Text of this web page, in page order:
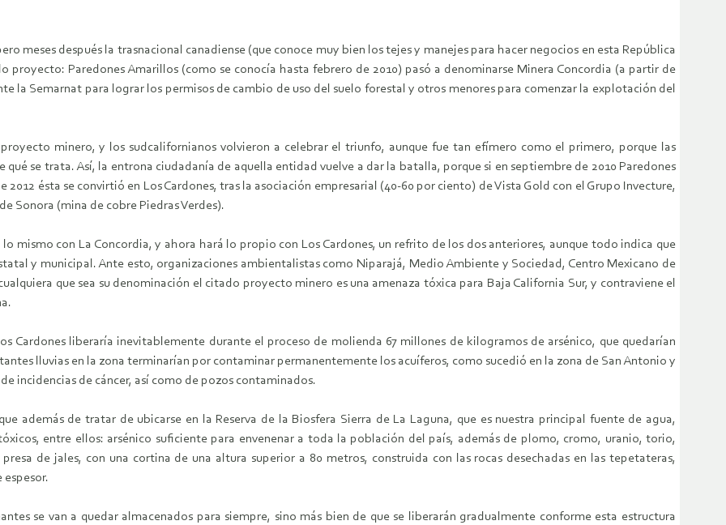
meses después la trasnacional canadiense (que conoce muy bien los tejes y manejes para hacer negocios en esta República
Paredones Amarillos (como se conocía hasta febrero de 2010) pasó a denominarse Minera Concordia (a partir de
la Semarnat para lograr los permisos de cambio de uso del suelo forestal y otros menores para comenzar la explotación del
minero, y los sudcalifornianos volvieron a celebrar el triunfo, aunque fue tan efímero como el primero, porque las
se trata. Así, la entrona ciudadanía de aquella entidad vuelve a dar la batalla, porque si en septiembre de 2010 Paredones
ésta se convirtió en Los Cardones, tras la asociación empresarial (40-60 por ciento) de Vista Gold con el Grupo Invecture,
Sonora (mina de cobre Piedras Verdes).
mismo con La Concordia, y ahora hará lo propio con Los Cardones, un refrito de los dos anteriores, aunque todo indica que
y municipal. Ante esto, organizaciones ambientalistas como Niparajá, Medio Ambiente y Sociedad, Centro Mexicano de
que sea su denominación el citado proyecto minero es una amenaza tóxica para Baja California Sur, y contraviene el
Cardones liberaría inevitablemente durante el proceso de molienda 67 millones de kilogramos de arsénico, que quedarían
lluvias en la zona terminarían por contaminar permanentemente los acuíferos, como sucedió en la zona de San Antonio y
incidencias de cáncer, así como de pozos contaminados.
además de tratar de ubicarse en la Reserva de la Biosfera Sierra de La Laguna, que es nuestra principal fuente de agua,
entre ellos: arsénico suficiente para envenenar a toda la población del país, además de plomo, cromo, uranio, torio,
de jales, con una cortina de una altura superior a 80 metros, construida con las rocas desechadas en las tepetateras,
se van a quedar almacenados para siempre, sino más bien de que se liberarán gradualmente conforme esta estructura